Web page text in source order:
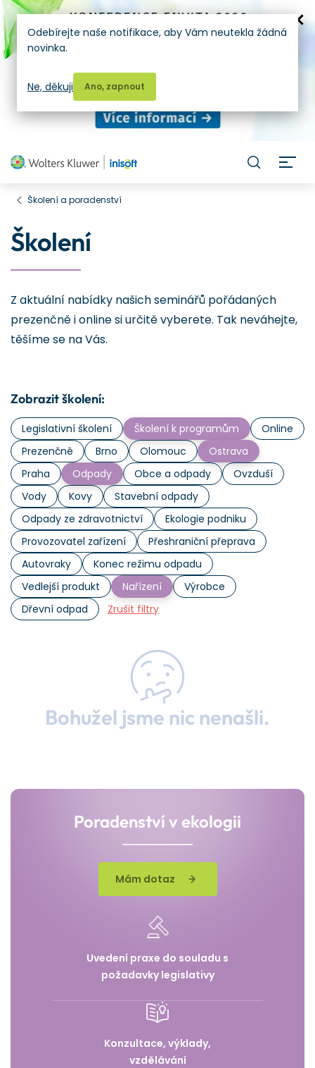
Školení a poradenství
Školení
Z aktuální nabídky našich seminářů pořádaných
prezenčně i online si určitě vyberete. Tak neváhejte,
těšíme se na Vás.
Zobrazit školení:
Legislativní školení Školení k programům
Online
Prezenčně
Brno Olomouc
Ostrava
Praha
Odpady Obce a odpady
Ovzduší
Vody
Kovy
Stavební odpady
Odpady ze zdravotnictví
Ekologie podniku
Provozovatel zařízení
Přeshraniční přeprava
Autovraky
Konec režimu odpadu
Vedlejší produkt
Nařízení
Výrobce
Dřevní odpad
Zrušit filtry
Bohužel jsme nic nenašli.
Poradenství v ekologii
Mám dotaz
Uvedení praxe do souladu s
požadavky legislativy
Konzultace, výklady,
vzdělávání
Odebírejte naše notifikace, aby Vám neutekla žádná
novinka.
Ano, zapnout
Ne, děkuji